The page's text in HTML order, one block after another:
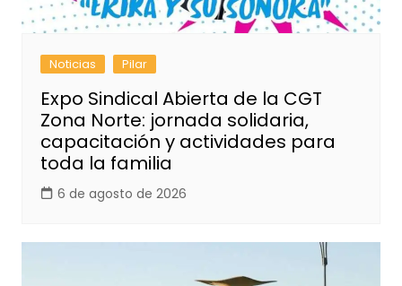
Noticias Pilar
Expo Sindical Abierta de la CGT
Zona Norte: jornada solidaria,
capacitación y actividades para
toda la familia
6 de agosto de 2026